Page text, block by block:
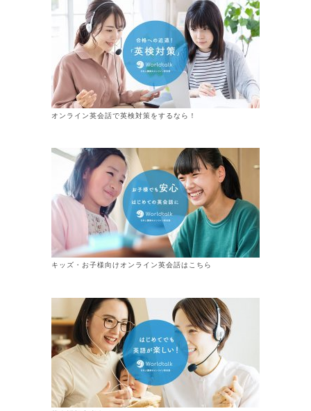
オンライン英会話で英検対策をするなら！
キッズ・お子様向けオンライン英会話はこちら